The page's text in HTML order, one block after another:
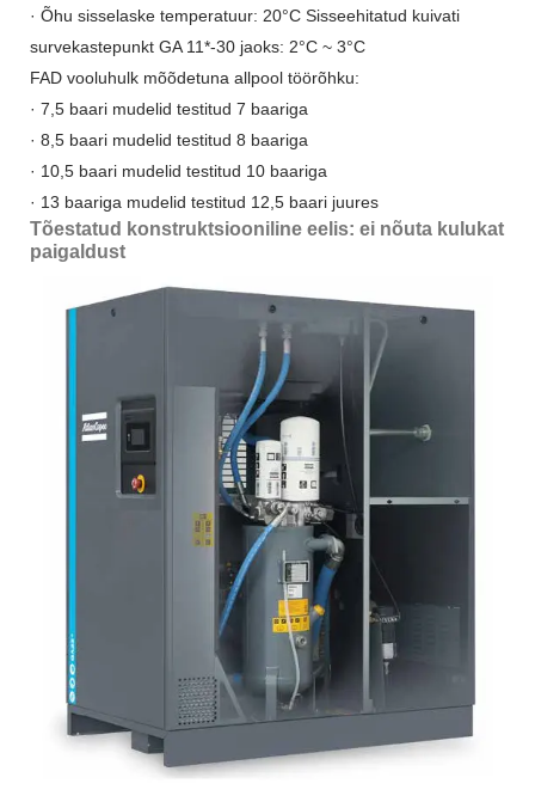
· Õhu sisselaske temperatuur: 20°C Sisseehitatud kuivati ​​
survekastepunkt GA 11*-30 jaoks: 2°C ~ 3°C
FAD vooluhulk mõõdetuna allpool töörõhku:
· 7,5 baari mudelid testitud 7 baariga
· 8,5 baari mudelid testitud 8 baariga
· 10,5 baari mudelid testitud 10 baariga
· 13 baariga mudelid testitud 12,5 baari juures
Tõestatud konstruktsiooniline eelis: ei nõuta kulukat
paigaldust